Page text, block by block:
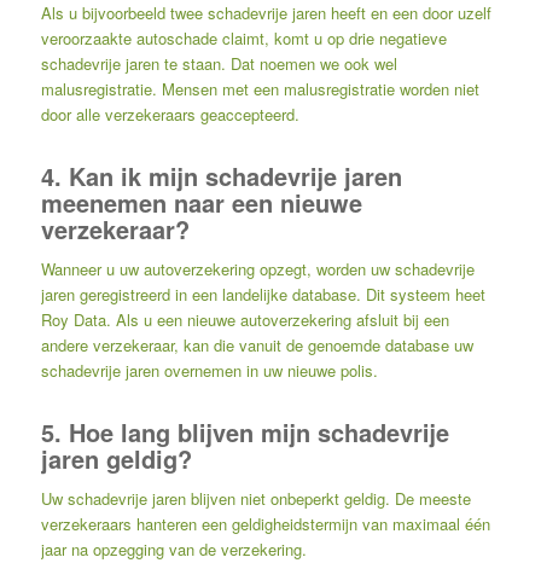
Als u bijvoorbeeld twee schadevrije jaren heeft en een door uzelf
veroorzaakte autoschade claimt, komt u op drie negatieve
schadevrije jaren te staan. Dat noemen we ook wel
malusregistratie. Mensen met een malusregistratie worden niet
door alle verzekeraars geaccepteerd.
4. Kan ik mijn schadevrije jaren
meenemen naar een nieuwe
verzekeraar?
Wanneer u uw autoverzekering opzegt, worden uw schadevrije
jaren geregistreerd in een landelijke database. Dit systeem heet
Roy Data. Als u een nieuwe autoverzekering afsluit bij een
andere verzekeraar, kan die vanuit de genoemde database uw
schadevrije jaren overnemen in uw nieuwe polis.
5. Hoe lang blijven mijn schadevrije
jaren geldig?
Uw schadevrije jaren blijven niet onbeperkt geldig. De meeste
verzekeraars hanteren een geldigheidstermijn van maximaal één
jaar na opzegging van de verzekering.